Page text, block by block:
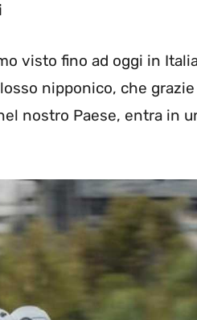
visto fino ad oggi in
nipponico, che
nostro Paese, entra in